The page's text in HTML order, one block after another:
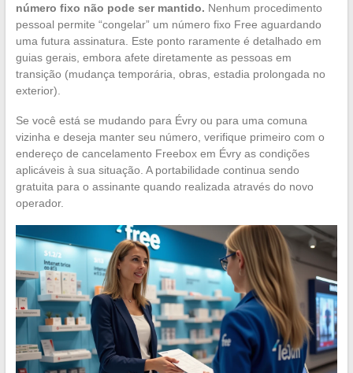
número fixo não pode ser mantido. Nenhum procedimento
pessoal permite “congelar” um número fixo Free aguardando
uma futura assinatura. Este ponto raramente é detalhado em
guias gerais, embora afete diretamente as pessoas em
transição (mudança temporária, obras, estadia prolongada no
exterior).
Se você está se mudando para Évry ou para uma comuna
vizinha e deseja manter seu número, verifique primeiro com o
endereço de cancelamento Freebox em Évry as condições
aplicáveis à sua situação. A portabilidade continua sendo
gratuita para o assinante quando realizada através do novo
operador.